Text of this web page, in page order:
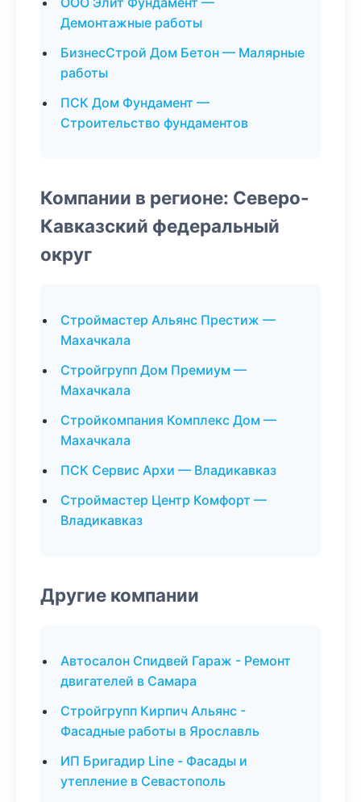
Демонтажные работы
БизнесСтрой Дом Бетон — Малярные
работы
ПСК Дом Фундамент —
Строительство фундаментов
Компании в регионе: Северо-
Кавказский федеральный
округ
Строймастер Альянс Престиж —
Махачкала
Стройгрупп Дом Премиум —
Махачкала
Стройкомпания Комплекс Дом —
Махачкала
ПСК Сервис Архи — Владикавказ
Строймастер Центр Комфорт —
Владикавказ
Другие компании
Автосалон Спидвей Гараж - Ремонт
двигателей в Самара
Стройгрупп Кирпич Альянс -
Фасадные работы в Ярославль
ИП Бригадир Line - Фасады и
утепление в Севастополь